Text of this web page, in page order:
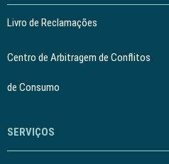
Livro de Reclamações
Centro de Arbitragem de Conflitos
de Consumo
SERVIÇOS